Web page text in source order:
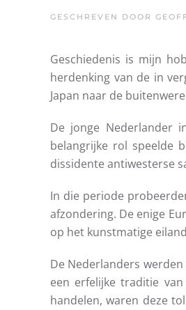
GESCHREVEN DOOR
Geschiedenis is mijn
herdenking van de in
Japan naar de
De jonge Nederlander
belangrijke rol speelde
dissidente antiwesterse
In die periode
afzondering. De enige
op het kunstmatige
De Nederlanders
een erfelijke traditie
handelen, waren deze